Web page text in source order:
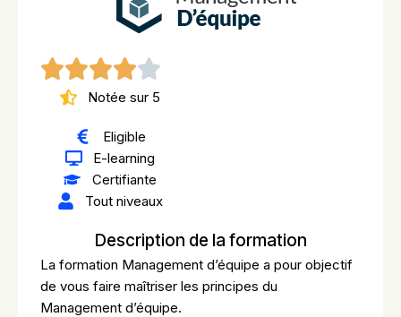
Notée sur 5
Eligible
E-learning
Certifiante
Tout niveaux
Description de la formation
La formation Management d’équipe a pour objectif
de vous faire maîtriser les principes du
Management d’équipe.